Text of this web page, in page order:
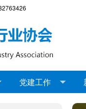
党建工作